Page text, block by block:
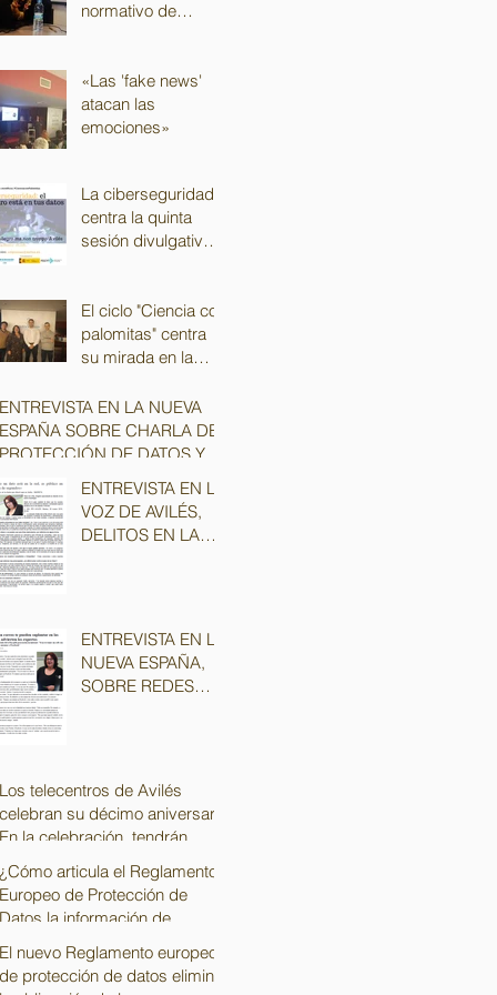
normativo de
abogados
«Las 'fake news'
atacan las
emociones»
La ciberseguridad
centra la quinta
sesión divulgativa
El ciclo "Ciencia con
palomitas" centra
su mirada en la
ENTREVISTA EN LA NUEVA
ESPAÑA SOBRE CHARLA DE
PROTECCIÓN DE DATOS Y
ENTREVISTA EN LA
VOZ DE AVILÉS,
DELITOS EN LA
ENTREVISTA EN LA
NUEVA ESPAÑA,
SOBRE REDES
Los telecentros de Avilés
celebran su décimo aniversario
En la celebración, tendrán
¿Cómo articula el Reglamento
Europeo de Protección de
Datos la información de
El nuevo Reglamento europeo
de protección de datos elimina